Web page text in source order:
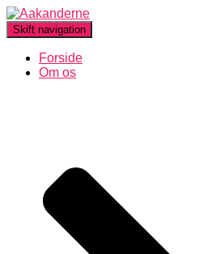
Skift navigation
Forside
Om os